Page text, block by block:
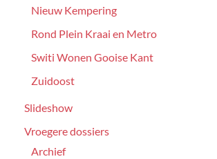
Nieuw Kempering
Rond Plein Kraai en Metro
Switi Wonen Gooise Kant
Zuidoost
Slideshow
Vroegere dossiers
Archief